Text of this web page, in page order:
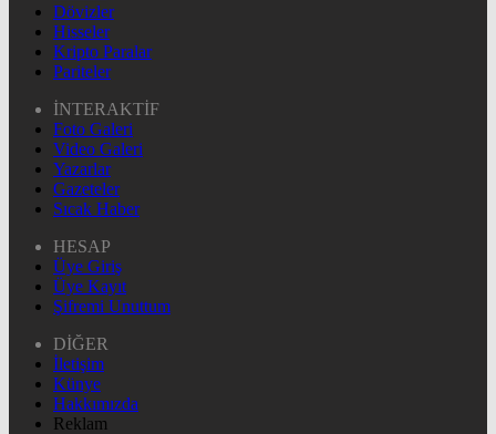
Dövizler
Hisseler
Kripto Paralar
Pariteler
İNTERAKTİF
Foto Galeri
Video Galeri
Yazarlar
Gazeteler
Sıcak Haber
HESAP
Üye Giriş
Üye Kayıt
Şifremi Unuttum
DİĞER
İletişim
Künye
Hakkımızda
Reklam